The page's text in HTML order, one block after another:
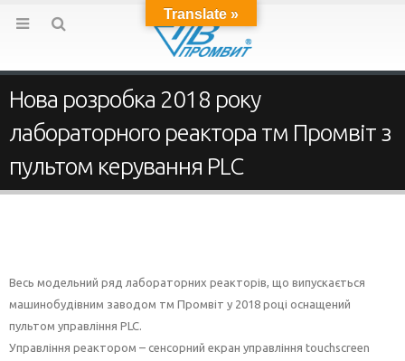
Нова розробка 2018 року
лабораторного реактора тм Промвіт з
пультом керування PLC
Весь модельний ряд лабораторних реакторів, що випускається
машинобудівним заводом тм Промвіт у 2018 році оснащений
пультом управління PLC.
Управління реактором – сенсорний екран управління touchscreen
Translate »